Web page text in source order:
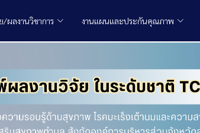
/ผลงานวิชาการ งานแผนและประกันคุณภาพ